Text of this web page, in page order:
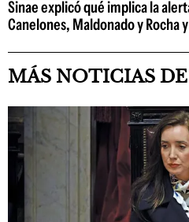
Sinae explicó qué implica la
Canelones, Maldonado y Rocha
MÁS NOTICIAS